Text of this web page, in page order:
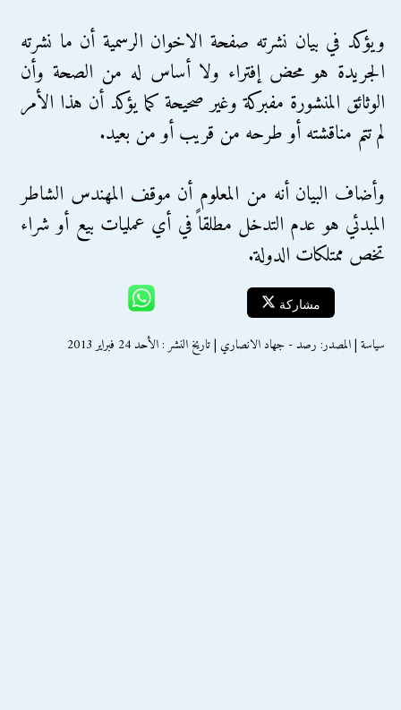
ويؤكد في بيان نشرته صفحة الاخوان الرسمية أن ما نشرته
الجريدة هو محض إفتراء ولا أساس له من الصحة وأن
الوثائق المنشورة مفبركة وغير صحيحة كما يؤكد أن هذا الأمر
لم تتم مناقشته أو طرحه من قريب أو من بعيد.
وأضاف البيان أنه من المعلوم أن موقف المهندس الشاطر
المبدئي هو عدم التدخل مطلقاً في أي عمليات بيع أو شراء
تخص ممتلكات الدولة.
مشاركة
سياسة | المصدر: رصد - جهاد الانصاري | تاريخ النشر : الأحد 24 فبراير 2013